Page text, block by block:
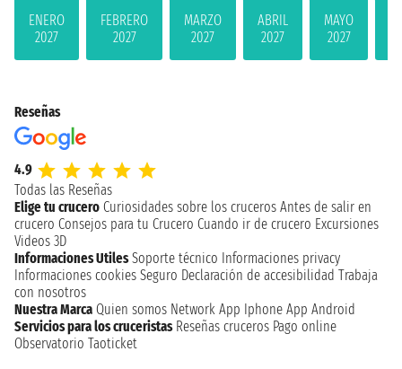
ENERO
2027
FEBRERO
2027
MARZO
2027
ABRIL
2027
MAYO
2027
Reseñas
4.9
Todas las Reseñas
Elige tu crucero Curiosidades sobre los cruceros Antes de salir en
crucero Consejos para tu Crucero Cuando ir de crucero Excursiones
Videos 3D
Informaciones Utiles Soporte técnico Informaciones privacy
Informaciones cookies Seguro Declaración de accesibilidad Trabaja
con nosotros
Nuestra Marca Quien somos Network App Iphone App Android
Servicios para los cruceristas Reseñas cruceros Pago online
Observatorio Taoticket